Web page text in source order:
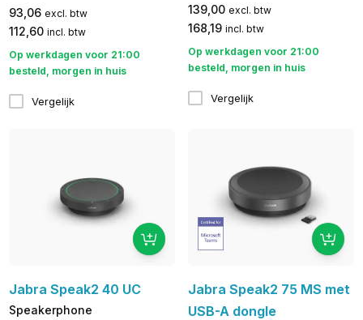
93,06 excl. btw
112,60 incl. btw
Op werkdagen voor 21:00
besteld, morgen in huis
Vergelijk
139,00 excl. btw
168,19 incl. btw
Op werkdagen voor 21:00
besteld, morgen in huis
Vergelijk
Jabra Speak2 40 UC
Speakerphone
Jabra Speak2 75 MS met
USB-A dongle